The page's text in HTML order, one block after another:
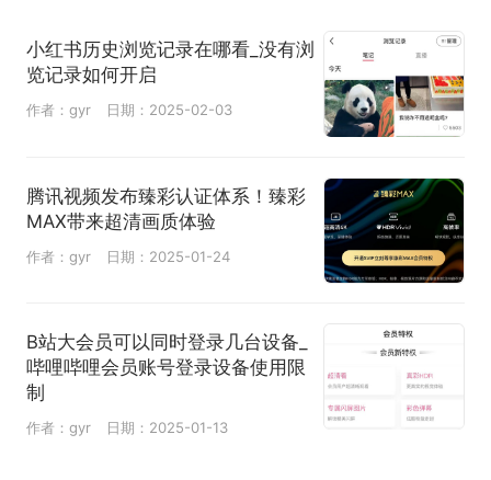
小红书历史浏览记录在哪看_没有浏
览记录如何开启
作者：gyr 日期：2025-02-03
腾讯视频发布臻彩认证体系！臻彩
MAX带来超清画质体验
作者：gyr 日期：2025-01-24
B站大会员可以同时登录几台设备_
哔哩哔哩会员账号登录设备使用限
制
作者：gyr 日期：2025-01-13